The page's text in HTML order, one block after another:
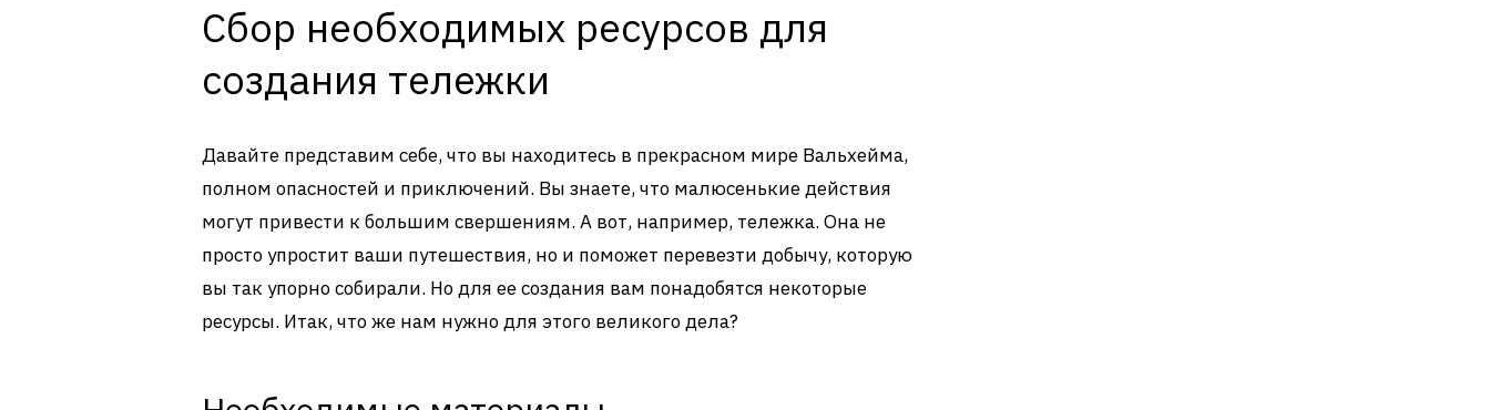
Сбор необходимых ресурсов для
создания тележки
Давайте представим себе, что вы находитесь в прекрасном мире Вальхейма,
полном опасностей и приключений. Вы знаете, что малюсенькие действия
могут привести к большим свершениям. А вот, например, тележка. Она не
просто упростит ваши путешествия, но и поможет перевезти добычу, которую
вы так упорно собирали. Но для ее создания вам понадобятся некоторые
ресурсы. Итак, что же нам нужно для этого великого дела?